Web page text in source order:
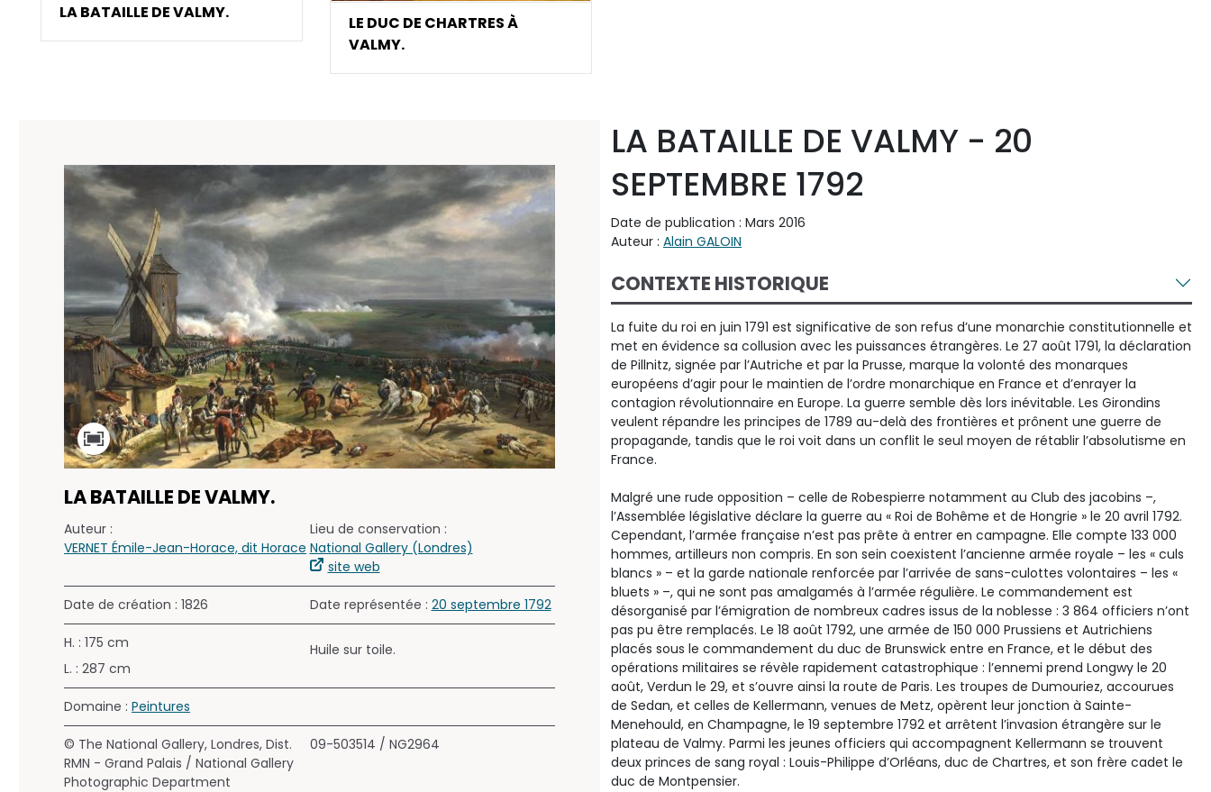
LA BATAILLE DE VALMY.
LE DUC DE CHARTRES À
VALMY.
LA BATAILLE DE VALMY.
Auteur :
VERNET Émile-Jean-Horace, dit Horace
Lieu de conservation :
National Gallery (Londres)
site web
Date de création : 1826 Date représentée : 20 septembre 1792
H. : 175 cm
L. : 287 cm
Huile sur toile.
Domaine : Peintures
© The National Gallery, Londres, Dist.
RMN - Grand Palais / National Gallery
Photographic Department
09-503514 / NG2964
LA BATAILLE DE VALMY - 20
SEPTEMBRE 1792
Date de publication : Mars 2016
Auteur : Alain GALOIN
CONTEXTE HISTORIQUE
La fuite du roi en juin 1791 est significative de son refus d’une monarchie constitutionnelle et
met en évidence sa collusion avec les puissances étrangères. Le 27 août 1791, la déclaration
de Pillnitz, signée par l’Autriche et par la Prusse, marque la volonté des monarques
européens d’agir pour le maintien de l’ordre monarchique en France et d’enrayer la
contagion révolutionnaire en Europe. La guerre semble dès lors inévitable. Les Girondins
veulent répandre les principes de 1789 au-delà des frontières et prônent une guerre de
propagande, tandis que le roi voit dans un conflit le seul moyen de rétablir l’absolutisme en
France.
Malgré une rude opposition – celle de Robespierre notamment au Club des jacobins –,
l’Assemblée législative déclare la guerre au « Roi de Bohême et de Hongrie » le 20 avril 1792.
Cependant, l’armée française n’est pas prête à entrer en campagne. Elle compte 133 000
hommes, artilleurs non compris. En son sein coexistent l’ancienne armée royale – les « culs
blancs » – et la garde nationale renforcée par l’arrivée de sans-culottes volontaires – les «
bluets » –, qui ne sont pas amalgamés à l’armée régulière. Le commandement est
désorganisé par l’émigration de nombreux cadres issus de la noblesse : 3 864 officiers n’ont
pas pu être remplacés. Le 18 août 1792, une armée de 150 000 Prussiens et Autrichiens
placés sous le commandement du duc de Brunswick entre en France, et le début des
opérations militaires se révèle rapidement catastrophique : l’ennemi prend Longwy le 20
août, Verdun le 29, et s’ouvre ainsi la route de Paris. Les troupes de Dumouriez, accourues
de Sedan, et celles de Kellermann, venues de Metz, opèrent leur jonction à Sainte-
Menehould, en Champagne, le 19 septembre 1792 et arrêtent l’invasion étrangère sur le
plateau de Valmy. Parmi les jeunes officiers qui accompagnent Kellermann se trouvent
deux princes de sang royal : Louis-Philippe d’Orléans, duc de Chartres, et son frère cadet le
duc de Montpensier.